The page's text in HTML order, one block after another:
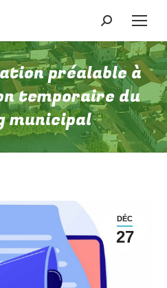
préalable à
temporaire du
municipal
DÉC
27